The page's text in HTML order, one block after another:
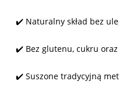
✔️ Naturalny skład bez
✔️ Bez glutenu, cukru oraz
✔️ Suszone tradycyjną